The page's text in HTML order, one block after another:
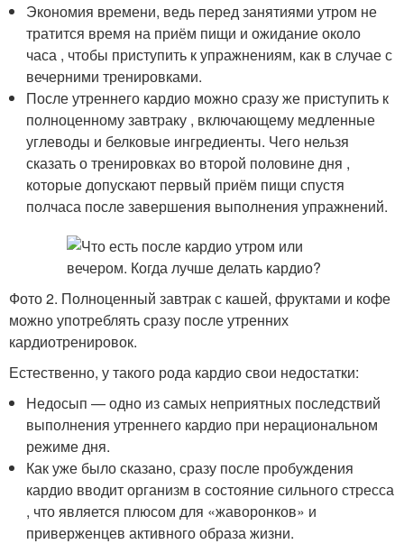
Экономия времени, ведь перед занятиями утром не
тратится время на приём пищи и ожидание около
часа , чтобы приступить к упражнениям, как в случае с
вечерними тренировками.
После утреннего кардио можно сразу же приступить к
полноценному завтраку , включающему медленные
углеводы и белковые ингредиенты. Чего нельзя
сказать о тренировках во второй половине дня ,
которые допускают первый приём пищи спустя
полчаса после завершения выполнения упражнений.
Фото 2. Полноценный завтрак с кашей, фруктами и кофе
можно употреблять сразу после утренних
кардиотренировок.
Естественно, у такого рода кардио свои недостатки:
Недосып — одно из самых неприятных последствий
выполнения утреннего кардио при нерациональном
режиме дня.
Как уже было сказано, сразу после пробуждения
кардио вводит организм в состояние сильного стресса
, что является плюсом для «жаворонков» и
приверженцев активного образа жизни.